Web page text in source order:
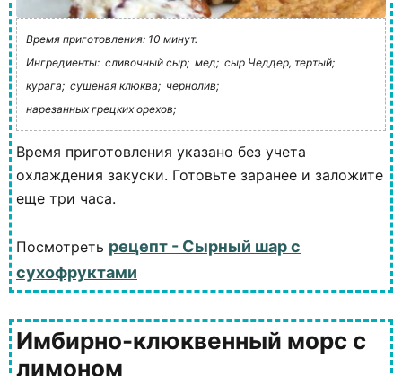
Время приготовления: 10 минут.
Ингредиенты: сливочный сыр; мед; сыр Чеддер, тертый;
курага; сушеная клюква; чернолив;
нарезанных грецких орехов;
Время приготовления указано без учета
охлаждения закуски. Готовьте заранее и заложите
еще три часа.
Посмотреть рецепт - Сырный шар с
сухофруктами
Имбирно-клюквенный морс с
лимоном